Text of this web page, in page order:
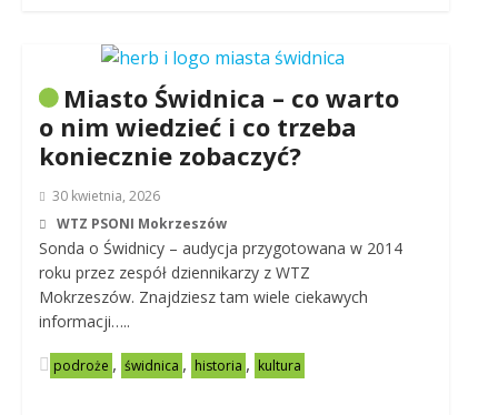
Miasto Świdnica – co warto
o nim wiedzieć i co trzeba
koniecznie zobaczyć?
30 kwietnia, 2026
WTZ PSONI Mokrzeszów
Sonda o Świdnicy – audycja przygotowana w 2014
roku przez zespół dziennikarzy z WTZ
Mokrzeszów. Znajdziesz tam wiele ciekawych
informacji…..
podroże , świdnica , historia , kultura